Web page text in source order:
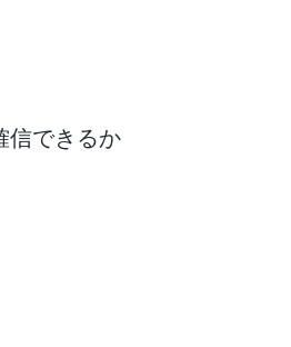
信できるか